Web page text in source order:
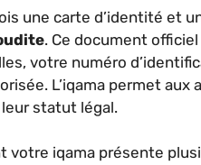
une carte d’identité et
. Ce document
votre numéro
L’iqama permet
statut légal.
votre iqama présente